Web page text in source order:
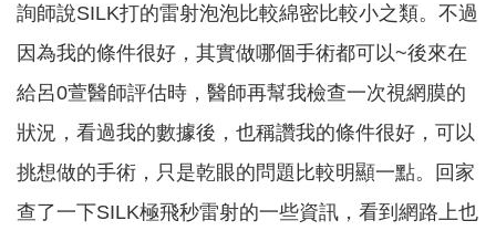
詢師說SILK打的雷射泡泡比較綿密比較小之類。不過
因為我的條件很好，其實做哪個手術都可以~後來在
給呂0萱醫師評估時，醫師再幫我檢查一次視網膜的
狀況，看過我的數據後，也稱讚我的條件很好，可以
挑想做的手術，只是乾眼的問題比較明顯一點。回家
查了一下SILK極飛秒雷射的一些資訊，看到網路上也